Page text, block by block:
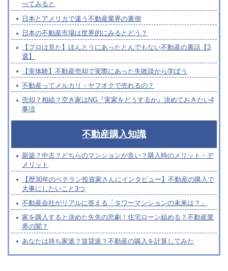
べてみると
日本とアメリカで違う不動産業界の裏側
日本の不動産市場は世界的にみるとどう？
【プロは見た】ほんとうにあったとんでもない不動産の裏話【3
選】
【実体験】不動産売却で実際にあった失敗談から学ぼう
不動産ってメルカリ・ヤフオクで売れるの？
売却？相続？空き家はNG『実家をどうするか』決めておきたい4
事項
不動産購入知識
新築？中古？どちらのマンションが良い？購入時のメリット・デ
メリット
【歴30年のベテラン投資家さんにインタビュー】不動産の購入で
大事にしたいこと3つ
不動産会社がリアルに答える「タワーマンションの未来は？」
家を購入すると決めた矢先の悲劇！住宅ローン組める？不動産業
界の闇？
あなたは持ち家派？賃貸派？不動産の購入を計算してみた